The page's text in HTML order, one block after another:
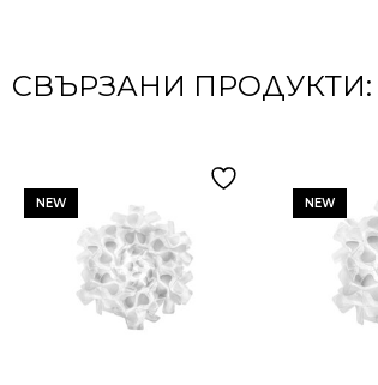
СВЪРЗАНИ ПРОДУКТИ:
NEW NEW